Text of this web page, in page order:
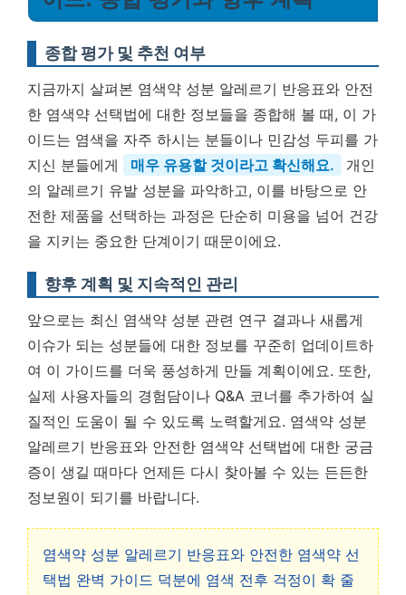
종합 평가 및 추천 여부
지금까지 살펴본 염색약 성분 알레르기 반응표와 안전
한 염색약 선택법에 대한 정보들을 종합해 볼 때, 이 가
이드는 염색을 자주 하시는 분들이나 민감성 두피를 가
지신 분들에게
매우 유용할 것이라고 확신해요.
개인
의 알레르기 유발 성분을 파악하고, 이를 바탕으로 안
전한 제품을 선택하는 과정은 단순히 미용을 넘어 건강
을 지키는 중요한 단계이기 때문이에요.
향후 계획 및 지속적인 관리
앞으로는 최신 염색약 성분 관련 연구 결과나 새롭게
이슈가 되는 성분들에 대한 정보를 꾸준히 업데이트하
여 이 가이드를 더욱 풍성하게 만들 계획이에요. 또한,
실제 사용자들의 경험담이나 Q&A 코너를 추가하여 실
질적인 도움이 될 수 있도록 노력할게요. 염색약 성분
알레르기 반응표와 안전한 염색약 선택법에 대한 궁금
증이 생길 때마다 언제든 다시 찾아볼 수 있는 든든한
정보원이 되기를 바랍니다.
염색약 성분 알레르기 반응표와 안전한 염색약 선
택법 완벽 가이드 덕분에 염색 전후 걱정이 확 줄